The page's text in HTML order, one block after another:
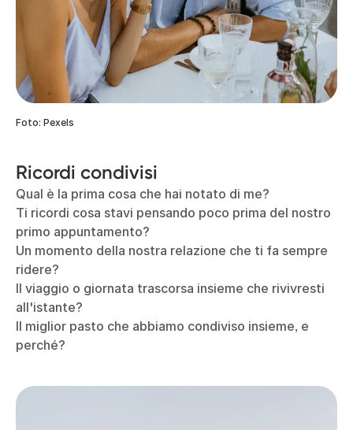
Foto: Pexels
Ricordi condivisi
Qual è la prima cosa che hai notato di me?
Ti ricordi cosa stavi pensando poco prima del nostro
primo appuntamento?
Un momento della nostra relazione che ti fa sempre
ridere?
Il viaggio o giornata trascorsa insieme che rivivresti
all'istante?
Il miglior pasto che abbiamo condiviso insieme, e
perché?